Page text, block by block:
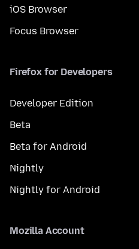
iOS Browser
Focus Browser
Firefox for Developers
Developer Edition
Beta
Beta for Android
Nightly
Nightly for Android
Mozilla Account